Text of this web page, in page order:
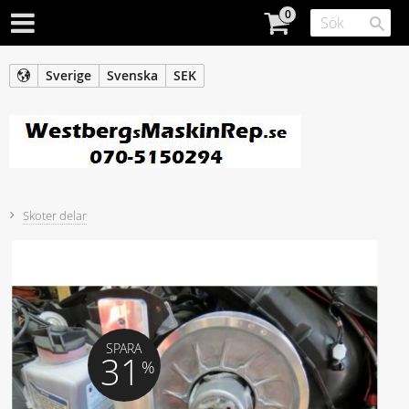
Sverige Svenska SEK
Skoter delar
SPARA
31 %